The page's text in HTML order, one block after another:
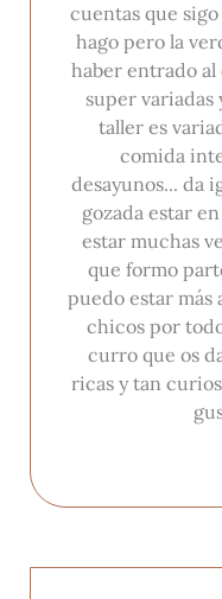
cuentas que
hago pero la
haber entrado
super variadas
taller es
comida
desayunos... da
gozada estar
estar muchas
que formo
puedo estar más
chicos por
curro que os
ricas y tan